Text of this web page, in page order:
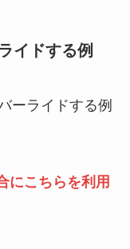
イドする例
ーライドする例
にこちらを利用